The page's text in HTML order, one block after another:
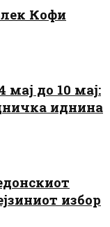
Кофи
мај до 10 мај:
иднина
избор